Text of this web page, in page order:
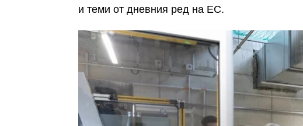
и теми от дневния ред на ЕС.